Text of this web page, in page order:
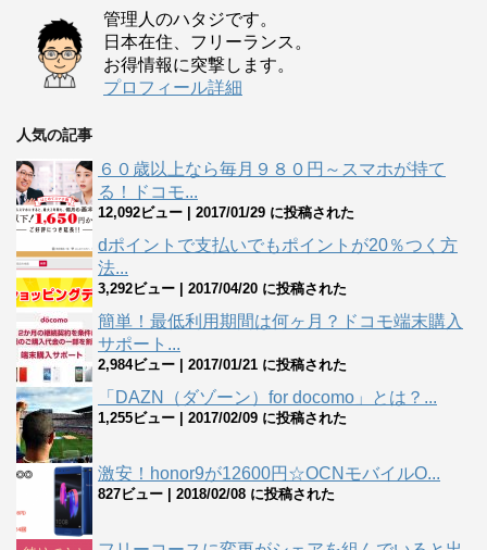
管理人のハタジです。
日本在住、フリーランス。
お得情報に突撃します。
プロフィール詳細
人気の記事
６０歳以上なら毎月９８０円～スマホが持て
る！ドコモ...
12,092ビュー 2017/01/29 に投稿された
dポイントで支払いでもポイントが20％つく方
法...
3,292ビュー 2017/04/20 に投稿された
簡単！最低利用期間は何ヶ月？ドコモ端末購入
サポート...
2,984ビュー 2017/01/21 に投稿された
「DAZN（ダゾーン）for docomo」とは？...
1,255ビュー 2017/02/09 に投稿された
激安！honor9が12600円☆OCNモバイルO...
827ビュー 2018/02/08 に投稿された